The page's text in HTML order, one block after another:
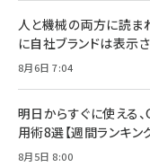
人と機械の両方に読ま
に自社ブランドは表示
8月6日 7:04
明日からすぐに使え
用術8選【週間ランキン
8月5日 8:00